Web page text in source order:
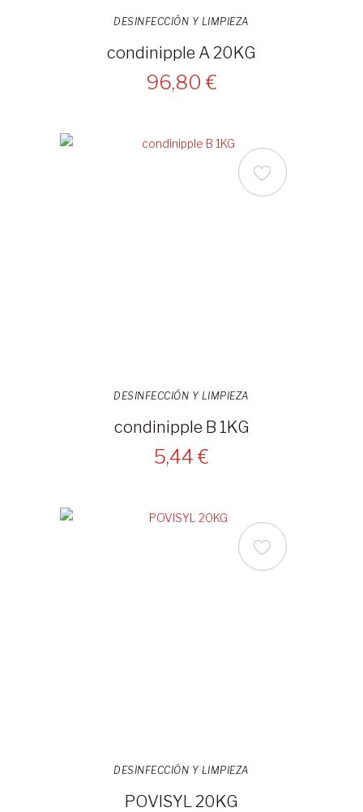
DESINFECCIÓN Y LIMPIEZA
condinipple A 20KG
96,80 €
DESINFECCIÓN Y LIMPIEZA
condinipple B 1KG
5,44 €
DESINFECCIÓN Y LIMPIEZA
POVISYL 20KG